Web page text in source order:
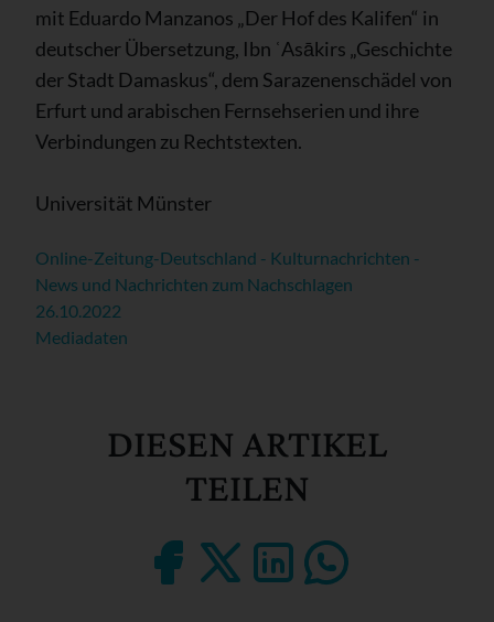
mit Eduardo Manzanos „Der Hof des Kalifen“ in
deutscher Übersetzung, Ibn ʿAsākirs „Geschichte
der Stadt Damaskus“, dem Sarazenenschädel von
Erfurt und arabischen Fernsehserien und ihre
Verbindungen zu Rechtstexten.
Universität Münster
Online-Zeitung-Deutschland - Kulturnachrichten -
News und Nachrichten zum Nachschlagen
26.10.2022
Mediadaten
DIESEN ARTIKEL
TEILEN